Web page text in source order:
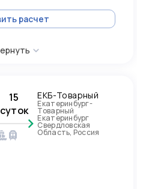
расчет
15
суток
ЕКБ-Товарный
Екатеринбург-
Товарный
Екатеринбург
Свердловская
Область, Россия